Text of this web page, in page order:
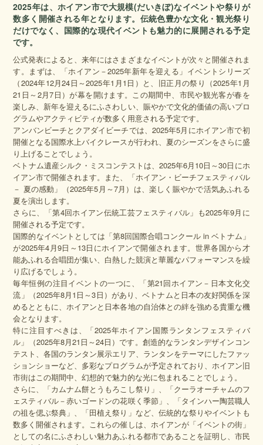
2025年は、ホイアン市で大規模(だいきぼ)なイベントや祭りが
数多く開催される年となります。伝統色豊かな文化・観光祭り
だけでなく、国際的な現代イベントも魅力的に展開される予定
です。
公式発表によると、来年にはさまざまなイベントが次々と開催されま
す。まずは、「ホイアン－2025年新年を迎える」イベントシリーズ
（2024年12月24日～2025年1月1日）と、旧正月の祭り（2025年1月
21日～2月7日）が幕を開けます。この期間中、市民や観光客が春を
楽しみ、新年を迎えるにふさわしい、賑やかで文化的価値の高いプロ
グラムやアクティビティが数多く用意される予定です。
アンバンビーチとクアダイビーチでは、2025年5月にホイアン市で初
開催となる国際水上バイクレースが行われ、夏のシーズンをさらに盛
り上げることでしょう。
ベトナム遺産シルク・ミスコンテストは、2025年6月10日～30日にホ
イアン市で開催されます。また、「ホイアン・ビーチフェスティバル
－ 夏の感動」（2025年5月～7月）は、楽しく賑やかで活気あふれる
夏を演出します。
さらに、「第4回ホイアン伝統工芸フェスティバル」も2025年9月に
開催される予定です。
国際的なイベントとしては「第8回国際合唱コンクール in ベトナム」
が2025年4月9日～13日にホイアンで開催されます。世界各国から才
能あふれる合唱団が集い、白熱した競演と華麗なパフォーマンスを繰
り広げるでしょう。
毎年恒例の注目イベントの一つに、「第21回ホイアン－日本文化交
流」（2025年8月1日～3日）があり、ベトナムと日本の友好関係を深
めるとともに、ホイアンと日本各地の自治体との絆を強める貴重な機
会となります。
特に注目すべきは、「2025年ホイアン国際ランタンフェスティバ
ル」（2025年8月21日～24日）です。創造的なランタンデザインコン
テスト、各国のランタン展示エリア、ランタンをテーマにしたファッ
ションショーなど、多彩なプログラムが予定されており、ホイアン旧
市街はこの期間中、幻想的で魅力的な光に包まれることでしょう。
さらに、「カムナム餅とうもろこし祭り」、「クーラオーチャムのフ
ェスティバル－赤いゴードンの花咲く季節」、「タインハー陶芸職人
の祖を偲ぶ祭典」、「田植え祭り」など、伝統的な祭りやイベントも
数多く開催されます。これらの催しは、ホイアンが「イベントの街」
としての名にふさわしい魅力あふれる都市であることを証明し、市民